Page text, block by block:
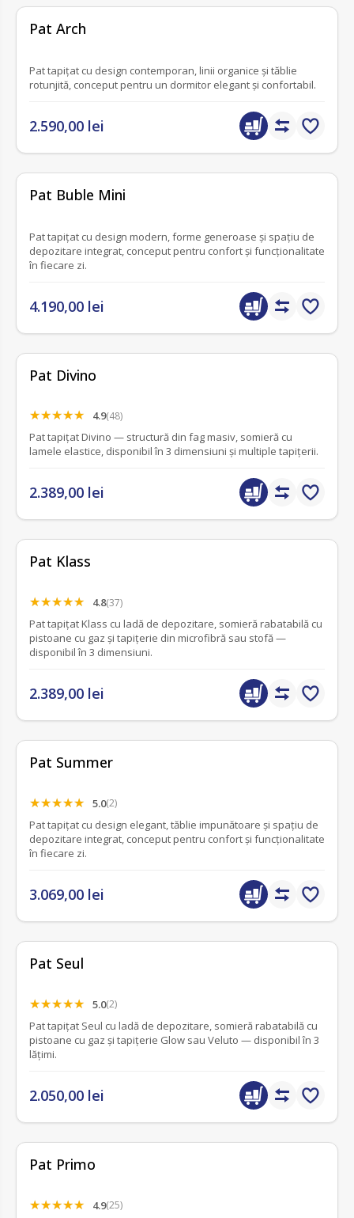
Pat Arch
Pat tapițat cu design contemporan, linii organice și tăblie
rotunjită, conceput pentru un dormitor elegant și confortabil.
2.590,00 lei
Pat Buble Mini
Pat tapițat cu design modern, forme generoase și spațiu de
depozitare integrat, conceput pentru confort și funcționalitate
în fiecare zi.
4.190,00 lei
Pat Divino
4.9(48)
Pat tapițat Divino — structură din fag masiv, somieră cu
lamele elastice, disponibil în 3 dimensiuni și multiple tapițerii.
2.389,00 lei
Pat Klass
4.8(37)
Pat tapițat Klass cu ladă de depozitare, somieră rabatabilă cu
pistoane cu gaz și tapițerie din microfibră sau stofă —
disponibil în 3 dimensiuni.
2.389,00 lei
Pat Summer
5.0(2)
Pat tapițat cu design elegant, tăblie impunătoare și spațiu de
depozitare integrat, conceput pentru confort și funcționalitate
în fiecare zi.
3.069,00 lei
Pat Seul
5.0(2)
Pat tapițat Seul cu ladă de depozitare, somieră rabatabilă cu
pistoane cu gaz și tapițerie Glow sau Veluto — disponibil în 3
lățimi.
2.050,00 lei
Pat Primo
4.9(25)